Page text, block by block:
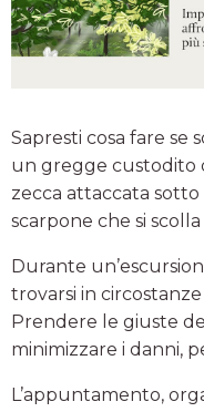
Sapresti cosa fare se
un gregge custodito
zecca attaccata sotto
scarpone che si
Durante
trovarsi in
Prendere le giuste
minimizzare i danni,
L’appuntamento,